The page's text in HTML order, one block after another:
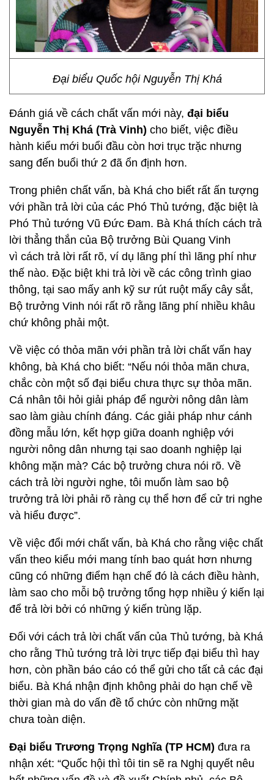
Đại biểu Quốc hội Nguyễn Thị Khá
Đánh giá về cách chất vấn mới này, đại biểu
Nguyễn Thị Khá (Trà Vinh) cho biết, việc điều
hành kiểu mới buổi đầu còn hơi trục trặc nhưng
sang đến buổi thứ 2 đã ổn định hơn.
Trong phiên chất vấn, bà Khá cho biết rất ấn tượng
với phần trả lời của các Phó Thủ tướng, đặc biệt là
Phó Thủ tướng Vũ Đức Đam. Bà Khá thích cách trả
lời thẳng thắn của Bộ trưởng Bùi Quang Vinh
vì cách trả lời rất rõ, ví dụ lãng phí thì lãng phí như
thế nào. Đặc biệt khi trả lời về các công trình giao
thông, tại sao mấy anh kỹ sư rút ruột mấy cây sắt,
Bộ trưởng Vinh nói rất rõ rằng lãng phí nhiều khâu
chứ không phải một.
Về việc có thỏa mãn với phần trả lời chất vấn hay
không, bà Khá cho biết: “Nếu nói thỏa mãn chưa,
chắc còn một số đại biểu chưa thực sự thỏa mãn.
Cá nhân tôi hỏi giải pháp để người nông dân làm
sao làm giàu chính đáng. Các giải pháp như cánh
đồng mẫu lớn, kết hợp giữa doanh nghiệp với
người nông dân nhưng tại sao doanh nghiệp lại
không mặn mà? Các bộ trưởng chưa nói rõ. Về
cách trả lời người nghe, tôi muốn làm sao bộ
trưởng trả lời phải rõ ràng cụ thể hơn để cử tri nghe
và hiểu được”.
Về việc đổi mới chất vấn, bà Khá cho rằng việc chất
vấn theo kiểu mới mang tính bao quát hơn nhưng
cũng có những điểm hạn chế đó là cách điều hành,
làm sao cho mỗi bộ trưởng tổng hợp nhiều ý kiến lại
để trả lời bởi có những ý kiến trùng lặp.
Đối với cách trả lời chất vấn của Thủ tướng, bà Khá
cho rằng Thủ tướng trả lời trực tiếp đại biểu thì hay
hơn, còn phần báo cáo có thể gửi cho tất cả các đại
biểu. Bà Khá nhận định không phải do hạn chế về
thời gian mà do vấn đề tổ chức còn những mặt
chưa toàn diện.
Đại biểu Trương Trọng Nghĩa (TP HCM) đưa ra
nhận xét: “Quốc hội thì tôi tin sẽ ra Nghị quyết nêu